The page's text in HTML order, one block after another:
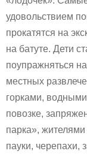
удовольствием
прокатятся на
на батуте. Дети
поупражняться
местных
горками,
повозке,
парка»,
пауки, черепахи,